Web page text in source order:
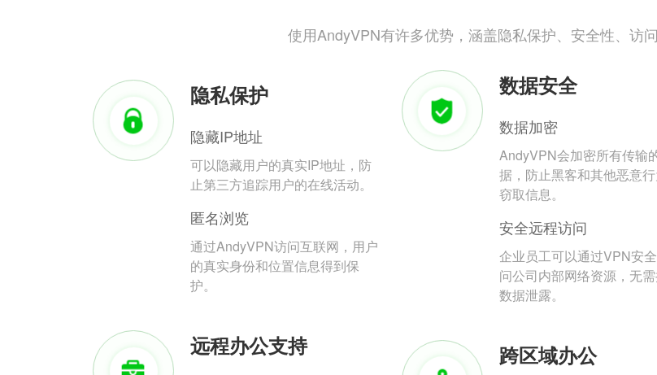
使用AndyVPN有许多优势，涵盖隐私保护、安全性、访
隐私保护
隐藏IP地址
可以隐藏用户的真实IP地址，防
止第三方追踪用户的在线活动。
匿名浏览
通过AndyVPN访问互联网，用户
的真实身份和位置信息得到保
护。
数据安全
数据加密
AndyVPN会加密所有传输
据，防止黑客和其他恶意
窃取信息。
安全远程访问
企业员工可以通过VPN安
问公司内部网络资源，无
数据泄露。
远程办公支持 跨区域办公